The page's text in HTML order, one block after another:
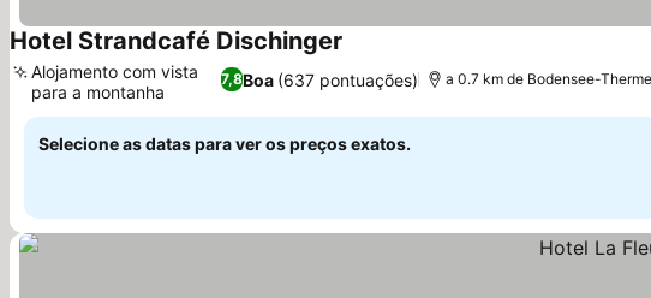
Hotel Strandcafé Dischinger
7,8Boa (637 pontuações)
Alojamento com vista
para a montanha
a 0.7 km de Bodensee-Therme
Selecione as datas para ver os preços exatos.